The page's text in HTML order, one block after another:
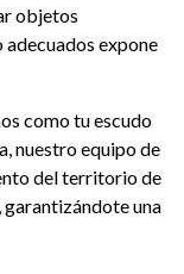
objetos
adecuados expone
como tu escudo
nuestro equipo de
del territorio de
garantizándote una